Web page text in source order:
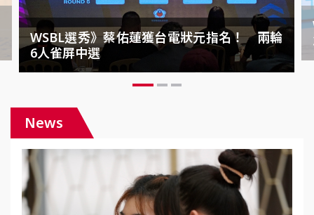
WSBL選秀》蔡佑蓮獲台電狀元指名！ 兩輪
6人雀屏中選
News